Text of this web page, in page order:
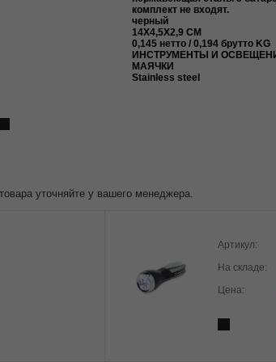
комплект не входят.
черный
14X4,5X2,9 CM
0,145 нетто / 0,194 брутто KG
ИНСТРУМЕНТЫ И
МАЯЧКИ
Stainless steel
уточняйте у вашего менеджера.
Артикул:
На складе:
Цена: